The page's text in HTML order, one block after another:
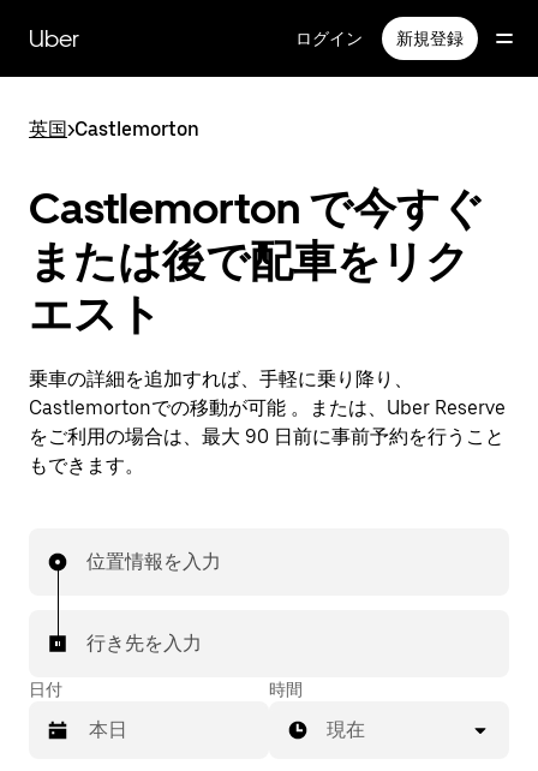
Uber ログイン 新規登録
英国>Castlemorton
Castlemorton で今すぐ
または後で配車をリク
エスト
乗車の詳細を追加すれば、手軽に乗り降り、
Castlemortonでの移動が可能 。または、Uber Reserve
をご利用の場合は、最大 90 日前に事前予約を行うこと
もできます。
位置情報を入力
行き先を入力
日付 時間
現在